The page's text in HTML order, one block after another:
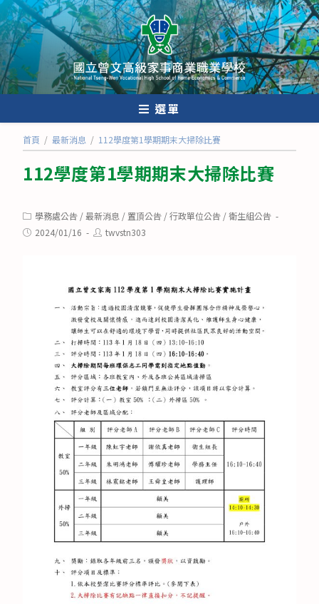
跳
轉
至
主
要
內
選單
首頁 / 最新消息 / 112學度第1學期期末大掃除比賽
112學度第1學期期末大掃除比賽
Post
category:
學務處公告 /最新消息 / 置頂公告 /行政單位公告 /衛生組公告
Post2024/01/16
Posttwvstn303